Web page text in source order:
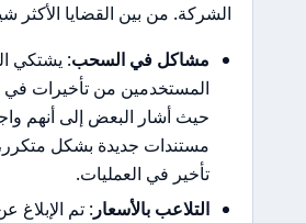
الشركة. من بين القضايا الأكثر
مشاكل في السحب: يشتكي
المستخدمين من تأخيرات
حيث أشار البعض إلى أنهم
مستندات جديدة بشكل
تأخير في العمليات.
التلاعب بالأسعار : تم الإبلاغ